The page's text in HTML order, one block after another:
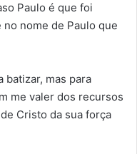
Paulo é que foi
nome de Paulo que
batizar, mas para
me valer dos recursos
Cristo da sua força